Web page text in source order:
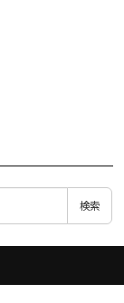
検索